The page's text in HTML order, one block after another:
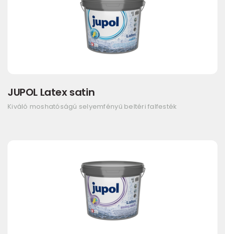
JUPOL Latex satin
Kiváló moshatóságú selyemfényű beltéri falfesték